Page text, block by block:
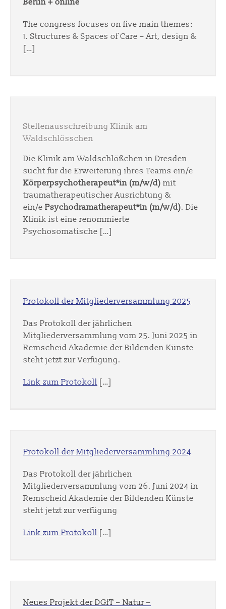
Berlin + online
The congress focuses on five main themes:
1. Structures & Spaces of Care – Art, design &
[…]
Stellenausschreibung Klinik am
Waldschlösschen
Die Klinik am Waldschlößchen in Dresden
sucht für die Erweiterung ihres Teams ein/e
Körperpsychotherapeut*in (m/w/d) mit
traumatherapeutischer Ausrichtung &
ein/e Psychodramatherapeut*in (m/w/d). Die
Klinik ist eine renommierte
Psychosomatische […]
Protokoll der Mitgliederversammlung 2025
Das Protokoll der jährlichen
Mitgliederversammlung vom 25. Juni 2025 in
Remscheid Akademie der Bildenden Künste
steht jetzt zur Verfügung.
Link zum Protokoll […]
Protokoll der Mitgliederversammlung 2024
Das Protokoll der jährlichen
Mitgliederversammlung vom 26. Juni 2024 in
Remscheid Akademie der Bildenden Künste
steht jetzt zur verfügung
Link zum Protokoll […]
Neues Projekt der DGfT – Natur –